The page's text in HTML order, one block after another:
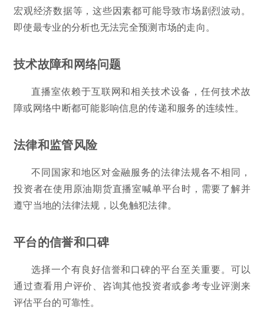
宏观经济数据等，这些因素都可能导致市场剧烈波动。
即使最专业的分析也无法完全预测市场的走向。
技术故障和网络问题
直播室依赖于互联网和相关技术设备，任何技术故
障或网络中断都可能影响信息的传递和服务的连续性。
法律和监管风险
不同国家和地区对金融服务的法律法规各不相同，
投资者在使用原油期货直播室喊单平台时，需要了解并
遵守当地的法律法规，以免触犯法律。
平台的信誉和口碑
选择一个有良好信誉和口碑的平台至关重要。可以
通过查看用户评价、咨询其他投资者或参考专业评测来
评估平台的可靠性。